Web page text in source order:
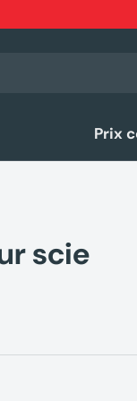
Prix
scie